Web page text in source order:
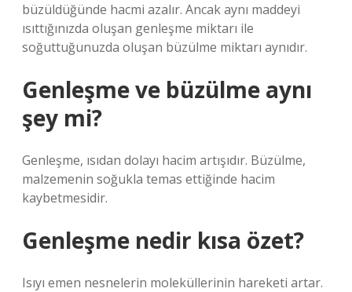
büzüldüğünde hacmi azalır. Ancak aynı maddeyi
ısıttığınızda oluşan genleşme miktarı ile
soğuttuğunuzda oluşan büzülme miktarı aynıdır.
Genleşme ve büzülme aynı
şey mi?
Genleşme, ısıdan dolayı hacim artışıdır. Büzülme,
malzemenin soğukla ​​temas ettiğinde hacim
kaybetmesidir.
Genleşme nedir kısa özet?
Isıyı emen nesnelerin moleküllerinin hareketi artar.